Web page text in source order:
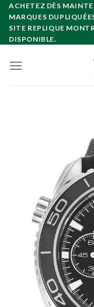
Skip
content
ACHETEZ DÈS
MARQUES
SITE REPLIQUE
DISPONIBLE.